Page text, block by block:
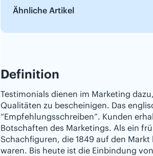
Ähnliche Artikel
Definition
Testimonials dienen im Marketing
Qualitäten zu bescheinigen. Das
“Empfehlungsschreiben”. Kunden
Botschaften des Marketings. Als ein
Schachfiguren, die 1849 auf den
waren. Bis heute ist die Einbindung